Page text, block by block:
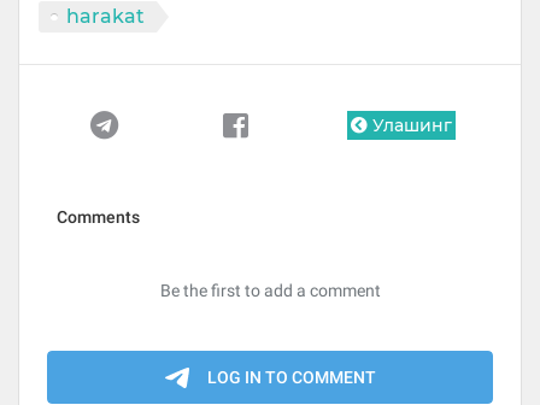
harakat
Улашинг